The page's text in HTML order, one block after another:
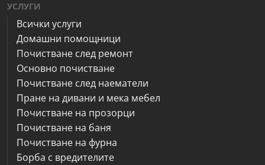
УСЛУГИ
Всички услуги
Домашни помощници
Почистване след ремонт
Основно почистване
Почистване след наематели
Пране на дивани и мека мебел
Почистване на прозорци
Почистване на баня
Почистване на фурна
Борба с вредителите